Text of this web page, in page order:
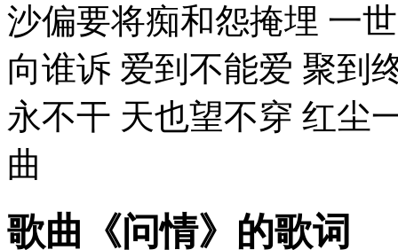
沙偏要将痴和怨掩埋 一
向谁诉 爱到不能爱 聚到
永不干 天也望不穿 红尘
曲
歌曲《问情》的歌词